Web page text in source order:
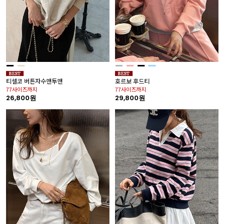
티셀코 버튼자수맨투맨
77사이즈까지
26,800원
호르보 후드티
77사이즈까지
29,800원